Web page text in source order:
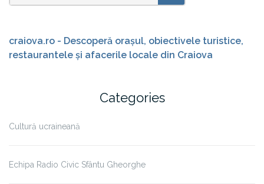
Search
for:
SEARCH
craiova.ro - Descoperă orașul, obiectivele turistice,
restaurantele și afacerile locale din Craiova
Categories
Cultură ucraineană
Echipa Radio Civic Sfântu Gheorghe